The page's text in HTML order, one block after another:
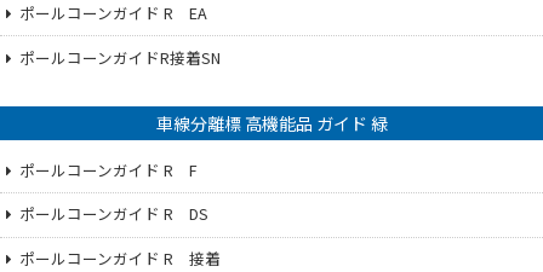
ポールコーンガイド R EA
ポールコーンガイドR接着SN
車線分離標 高機能品 ガイド 緑
ポールコーンガイド R F
ポールコーンガイド R DS
ポールコーンガイド R 接着